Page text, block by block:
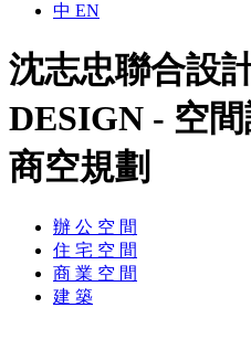
中 EN
沈志忠聯合設
DESIGN - 空
商空規劃
辦 公 空 間
住 宅 空 間
商 業 空 間
建 築